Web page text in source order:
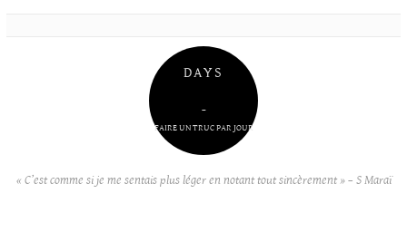
DAYS
–
FAIRE UN TRUC PAR JOUR
« C’est comme si je me sentais plus léger en notant tout sincèrement » – S Maraï